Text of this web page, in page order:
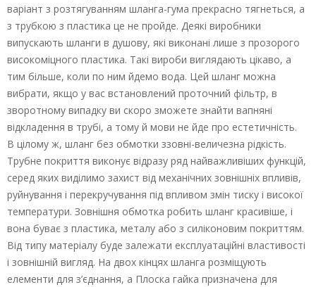
варіант з розтягуванням шланга-гума прекрасно тягнеться, а
з трубкою з пластика це не пройде. Деякі виробники
випускають шланги в душову, які виконані лише з прозорого
високоміцного пластика. Такі вироби виглядають цікаво, а
тим більше, коли по ним йдемо вода. Цей шланг можна
вибрати, якщо у вас встановлений проточний фільтр, в
зворотному випадку ви скоро зможете знайти вапняні
відкладення в трубі, а тому й мови не йде про естетичність.
В цілому ж, шланг без обмотки ззовні-величезна рідкість.
Трубне покриття виконує відразу ряд найважливіших функцій,
серед яких виділимо захист від механічних зовнішніх впливів,
руйнування і перекручування під впливом змін тиску і високої
температури. Зовнішня обмотка робить шланг красивіше, і
вона буває з пластика, металу або з силіконовим покриттям.
Від типу матеріалу буде залежати експлуатаційні властивості
і зовнішній вигляд. На двох кінцях шланга розміщують
елементи для з’єднання, а Плоска гайка призначена для